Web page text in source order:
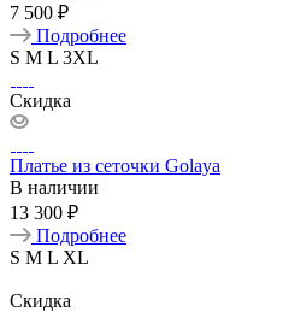
7 500 ₽
Подробнее
S M L 3XL
Скидка
Платье из сеточки Golaya
В наличии
13 300 ₽
Подробнее
S M L XL
Скидка